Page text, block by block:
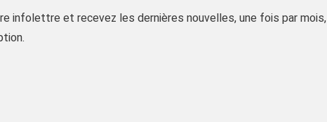
infolettre et recevez les dernières nouvelles, une fois par